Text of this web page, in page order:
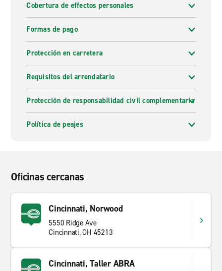
Cobertura de effectos personales
Formas de pago
Protección en carretera
Requisitos del arrendatario
Protección de responsabilidad civil complementaria
Política de peajes
Oficinas cercanas
Cincinnati, Norwood
5550 Ridge Ave
Cincinnati, OH 45213
Cincinnati, Taller ABRA